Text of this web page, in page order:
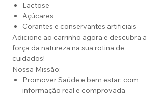
Lactose
Açúcares
Corantes e conservantes artificiais
Adicione ao carrinho agora e descubra a
força da natureza na sua rotina de
cuidados!
Nossa Missão:
Promover Saúde e bem estar: com
informação real e comprovada